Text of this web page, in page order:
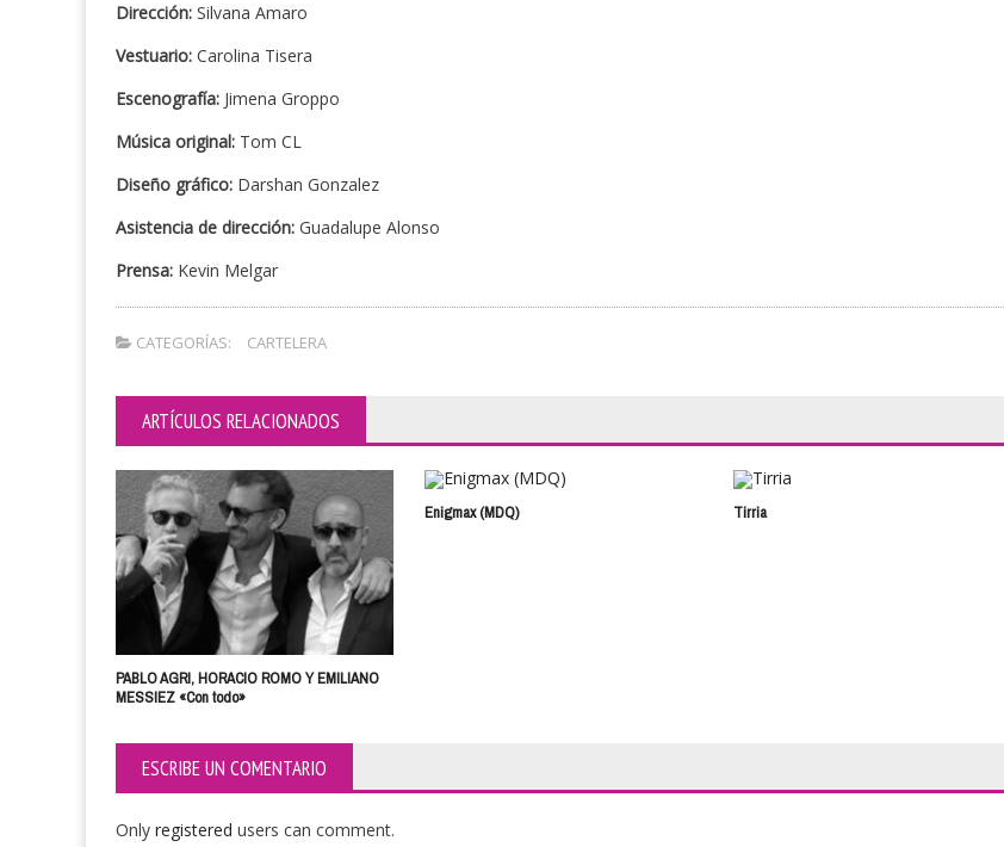
Dirección: Silvana Amaro
Vestuario: Carolina Tisera
Escenografía: Jimena Groppo
Música original: Tom CL
Diseño gráfico: Darshan Gonzalez
Asistencia de dirección: Guadalupe Alonso
Prensa: Kevin Melgar
CATEGORÍAS: CARTELERA
ARTÍCULOS RELACIONADOS
PABLO AGRI, HORACIO ROMO Y EMILIANO
MESSIEZ «Con todo»
Enigmax (MDQ) Tirria
ESCRIBE UN COMENTARIO
Only registered users can comment.